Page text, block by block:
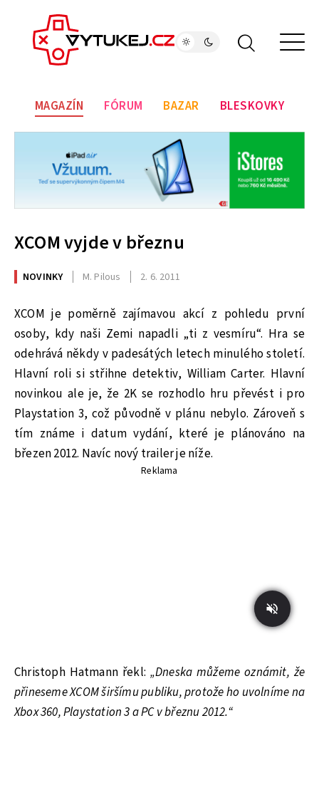
MAGAZÍN FÓRUM BAZAR BLESKOVKY
XCOM vyjde v březnu
NOVINKY M. Pilous 2. 6. 2011
XCOM je poměrně zajímavou akcí z pohledu první
osoby, kdy naši Zemi napadli „ti z vesmíru“. Hra se
odehrává někdy v padesátých letech minulého století.
Hlavní roli si střihne detektiv, William Carter. Hlavní
novinkou ale je, že 2K se rozhodlo hru převést i pro
Playstation 3, což původně v plánu nebylo. Zároveň s
tím známe i datum vydání, které je plánováno na
březen 2012. Navíc nový trailer je níže.
Reklama
Christoph Hatmann řekl: „Dneska můžeme oznámit, že
přineseme XCOM širšímu publiku, protože ho uvolníme na
Xbox 360, Playstation 3 a PC v březnu 2012.“